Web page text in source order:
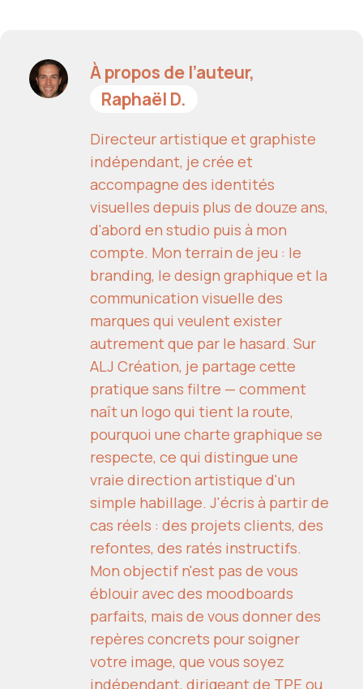
À propos de l’auteur,
Raphaël D.
Directeur artistique et graphiste
indépendant, je crée et
accompagne des identités
visuelles depuis plus de douze ans,
d'abord en studio puis à mon
compte. Mon terrain de jeu : le
branding, le design graphique et la
communication visuelle des
marques qui veulent exister
autrement que par le hasard. Sur
ALJ Création, je partage cette
pratique sans filtre — comment
naît un logo qui tient la route,
pourquoi une charte graphique se
respecte, ce qui distingue une
vraie direction artistique d'un
simple habillage. J'écris à partir de
cas réels : des projets clients, des
refontes, des ratés instructifs.
Mon objectif n'est pas de vous
éblouir avec des moodboards
parfaits, mais de vous donner des
repères concrets pour soigner
votre image, que vous soyez
indépendant, dirigeant de TPE ou